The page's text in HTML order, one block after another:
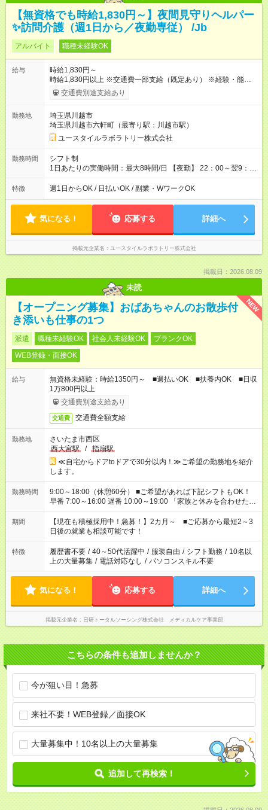
【無資格でも時給1,830円～】夜間見守りヘルパー
✨訪問介護（週1日から／夜勤専従） /Jb
アルバイト 職種未経験OK
給与
時給1,830円～
時給1,830円以上 ※交通費一部支給（既定あり） ※経験・能力を
考慮して決定します 【収入例】 週1回勤務の場合：1,830円×8時
間×4回=5万8,560円 週3回勤務の場合：1,830円×8時間×12回
月 ※ 雇用形態と給与に、本採用時と異なる部分があります。 雇
用形態：本採用時と同じです。 給与：時給 1,580円以上
交通費別途支給あり
勤務地
埼玉県川越市
埼玉県川越市六軒町（最寄り駅：川越市駅）
ユースタイルラボラトリー株式会社
勤務時間
シフト制
1日あたりの実働時間：最大8時間/日 【夜勤】 22：00～翌9：
00 ※週1日～OK ／ 夜勤専従 ＊＊ 勤務時間例 ＊＊ ■22時か
ら翌7時 ■23時から翌8時 ■24時から翌9時 など ※上記の時間
ます。 ※曜日固定（毎週同じ曜日での勤務となります）
特徴 週1日からOK / 日払いOK / 副業・WワークOK
気になる！ 応募する 詳細へ
掲載元企業名 ユースタイルラボラトリー株式会社
掲載日：2026.08.09
未読
NEW
【オープニング募集】おばあちゃんのお散歩付
き添いも仕事の1つ
派遣 職種未経験OK 社会人未経験OK
ブランクOK
WEB登録・面接OK
給与
無資格未経験：時給1350円～ ■週払いOK ■扶養内OK ■日収
1万800円以上
交通費別途支給あり
交通費 交通費全額支給
勤務地
さいたま市西区
西大宮駅
/ 指扇駅
≪自宅からドアtoドアで30分以内！≫ご希望の勤務地を紹介
します。
勤務時間
9:00～18:00（休憩60分） ■ご希望があれば下記シフトもOK！
早番 7:00～16:00 遅番 10:00～19:00 「家族と休みを合わせた
い」 「余裕を持って夕飯の準備がしたい」 「できれば残業はし
たくない」 など、ご希望を教えてくださいね。 ※Wワーク希望
の方へ 今ご覧のお仕事で希望する勤務時間と、もう1つのお仕事
の勤務時間。 合計で週40時間を超える場合は応募できません。
期間
【現在も積極採用中！急募！】2カ月～ ■ご応募から最短2～3
日後の就業も相談可能です！
特徴 履歴書不要 / 40～50代活躍中 / 服装自由 / シフト勤務 / 10名以
上の大量募集 / 電話対応なし / パソコンスキル不要
気になる！ 応募する 詳細へ
掲載元企業名 日研トータルソーシング株式会社 メディカルケア事業部
こちらの条件も追加しませんか？
今が狙い目！急募
来社不要！WEB登録／面接OK
大量募集中！10名以上の大量募集
追加して再検索！